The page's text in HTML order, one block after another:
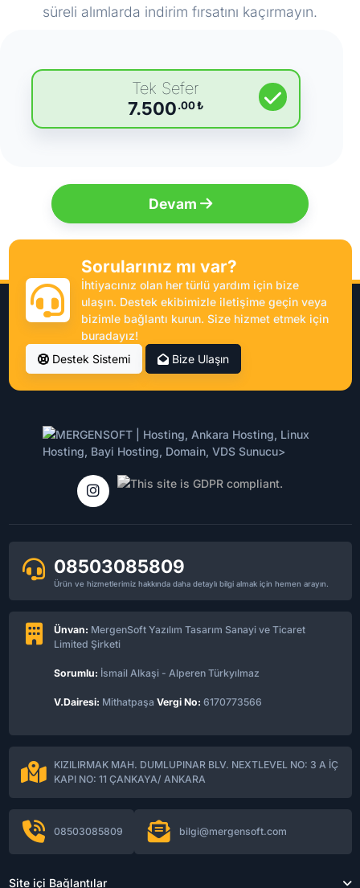
süreli alımlarda indirim fırsatını kaçırmayın.
Tek Sefer
7.500.00₺
Devam
Sorularınız mı var?
İhtiyacınız olan her türlü yardım için bize
ulaşın. Destek ekibimizle iletişime geçin veya
bizimle bağlantı kurun. Size hizmet etmek için
buradayız!
Destek Sistemi
Bize Ulaşın
08503085809
Ürün ve hizmetlerimiz hakkında daha detaylı bilgi almak için hemen arayın.
Ünvan: MergenSoft Yazılım Tasarım Sanayi ve Ticaret
Limited Şirketi
Sorumlu: İsmail Alkaşi - Alperen Türkyılmaz
V.Dairesi: Mithatpaşa Vergi No: 6170773566
KIZILIRMAK MAH. DUMLUPINAR BLV. NEXTLEVEL NO: 3 A İÇ
KAPI NO: 11 ÇANKAYA/ ANKARA
08503085809 bilgi@mergensoft.com
Site içi Bağlantılar